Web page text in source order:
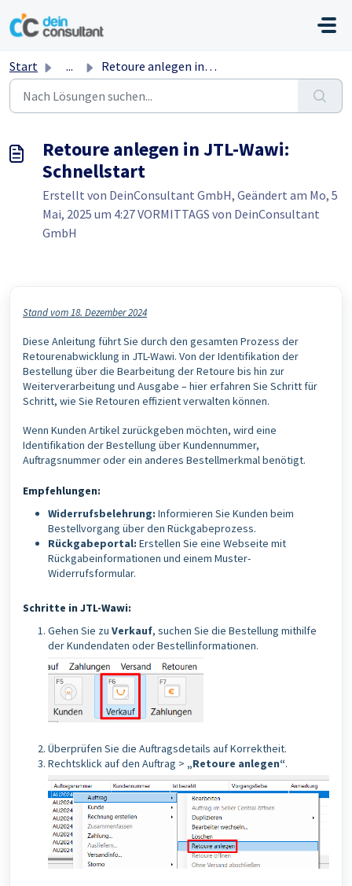
Start ... Retoure anlegen in JTL-Wawi: Schnellstart
Retoure anlegen in JTL-Wawi:
Schnellstart
Erstellt von DeinConsultant GmbH, Geändert am Mo, 5
Mai, 2025 um 4:27 VORMITTAGS von DeinConsultant
GmbH
Stand vom 18. Dezember 2024
Diese Anleitung führt Sie durch den gesamten Prozess der
Retourenabwicklung in JTL-Wawi. Von der Identifikation der
Bestellung über die Bearbeitung der Retoure bis hin zur
Weiterverarbeitung und Ausgabe – hier erfahren Sie Schritt für
Schritt, wie Sie Retouren effizient verwalten können.
Wenn Kunden Artikel zurückgeben möchten, wird eine
Identifikation der Bestellung über Kundennummer,
Auftragsnummer oder ein anderes Bestellmerkmal benötigt.
Empfehlungen:
Widerrufsbelehrung: Informieren Sie Kunden beim
Bestellvorgang über den Rückgabeprozess.
Rückgabeportal: Erstellen Sie eine Webseite mit
Rückgabeinformationen und einem Muster-
Widerrufsformular.
Schritte in JTL-Wawi:
Gehen Sie zu Verkauf, suchen Sie die Bestellung mithilfe
der Kundendaten oder Bestellinformationen.
Überprüfen Sie die Auftragsdetails auf Korrektheit.
Rechtsklick auf den Auftrag > „Retoure anlegen“.